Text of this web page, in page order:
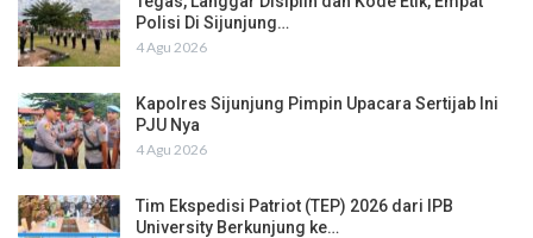
Polisi Di Sijunjung…
4 Agu 2026
Kapolres Sijunjung Pimpin Upacara Sertijab Ini
PJU Nya
4 Agu 2026
Tim Ekspedisi Patriot (TEP) 2026 dari IPB
University Berkunjung ke…